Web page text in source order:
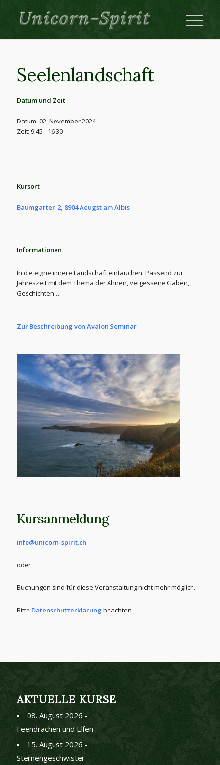
Seelenlandschaft
Datum und Zeit
Datum: 02. November 2024
Zeit: 9:45 - 16:30
Kursort
Baumgarten 2, 8904 Aeugst am Albis
Informationen
In die eigne innere Landschaft eintauchen. Passend zur
Jahreszeit mit dem Thema der Ahnen, vergessene Gaben,
Geschichten….
Zur Beschreibung von Avalon Seminar
Kursanmeldung
info@unicorn-spirit.ch
oder
Buchungen sind für diese Veranstaltung nicht mehr möglich.
Bitte Datenschutzerklärung beachten.
AKTUELLE KURSE
08. August 2026 -
Feendrachen und Elfen
15. August 2026 -
Sternengeschwister